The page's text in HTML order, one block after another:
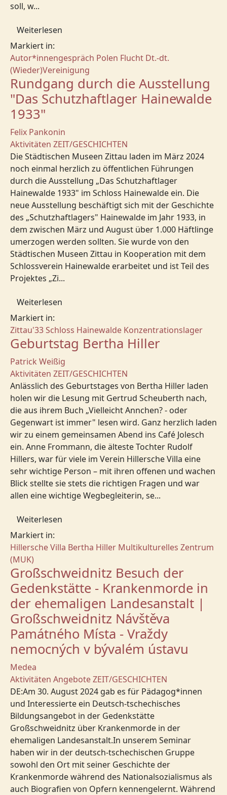
soll, w...
Weiterlesen
Markiert in:
Autor*innengespräch Polen Flucht Dt.-dt.
(Wieder)Vereinigung
Rundgang durch die Ausstellung
"Das Schutzhaftlager Hainewalde
1933"
Felix Pankonin
Aktivitäten ZEIT/GESCHICHTEN
Die Städtischen Museen Zittau laden im März 2024
noch einmal herzlich zu öffentlichen Führungen
durch die Ausstellung „Das Schutzhaftlager
Hainewalde 1933" im Schloss Hainewalde ein. Die
neue Ausstellung beschäftigt sich mit der Geschichte
des „Schutzhaftlagers" Hainewalde im Jahr 1933, in
dem zwischen März und August über 1.000 Häftlinge
umerzogen werden sollten. Sie wurde von den
Städtischen Museen Zittau in Kooperation mit dem
Schlossverein Hainewalde erarbeitet und ist Teil des
Projektes „Zi...
Weiterlesen
Markiert in:
Zittau'33Schloss Hainewalde Konzentrationslager
Geburtstag Bertha Hiller
Patrick Weißig
Aktivitäten ZEIT/GESCHICHTEN
Anlässlich des Geburtstages von Bertha Hiller laden
holen wir die Lesung mit Gertrud Scheuberth nach,
die aus ihrem Buch „Vielleicht Annchen? - oder
Gegenwart ist immer" lesen wird. Ganz herzlich laden
wir zu einem gemeinsamen Abend ins Café Jolesch
ein. Anne Frommann, die älteste Tochter Rudolf
Hillers, war für viele im Verein Hillersche Villa eine
sehr wichtige Person – mit ihren offenen und wachen
Blick stellte sie stets die richtigen Fragen und war
allen eine wichtige Wegbegleiterin, se...
Weiterlesen
Markiert in:
Hillersche Villa Bertha Hiller Multikulturelles Zentrum
(MUK)
Großschweidnitz Besuch der
Gedenkstätte - Krankenmorde in
der ehemaligen Landesanstalt |
Großschweidnitz Návštěva
Památného Místa - Vraždy
nemocných v bývalém ústavu
Medea
Aktivitäten AngeboteZEIT/GESCHICHTEN
DE:Am 30. August 2024 gab es für Pädagog*innen
und Interessierte ein Deutsch-tschechisches
Bildungsangebot in der Gedenkstätte
Großschweidnitz über Krankenmorde in der
ehemaligen Landesanstalt.In unserem Seminar
haben wir in der deutsch-tschechischen Gruppe
sowohl den Ort mit seiner Geschichte der
Krankenmorde während des Nationalsozialismus als
auch Biografien von Opfern kennengelernt. Während